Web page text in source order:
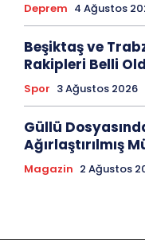
Deprem 4 Ağustos
Beşiktaş ve
Rakipleri Belli
Spor 3 Ağustos 2026
Güllü
Ağırlaştırılmış
Magazin 2 Ağustos